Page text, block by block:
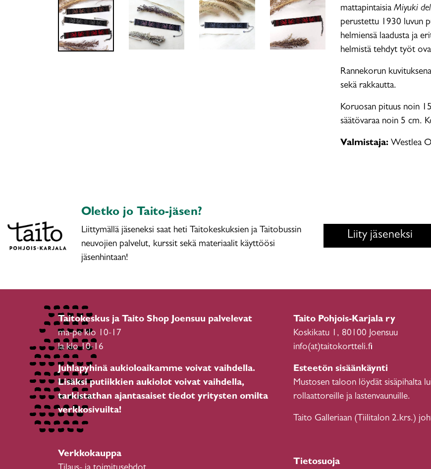
mattapintaisia Miyuki
perustettu 1930 luvun
helmiensä laadusta ja
helmistä tehdyt työt
Rannekorun
sekä rakkautta.
Koruosan pituus noin
säätövaraa noin 5 cm.
Valmistaja: Westlea
Oletko jo Taito-jäsen?
Liittymällä jäseneksi saat heti Taitokeskuksien ja Taitobussin
neuvojien palvelut, kurssit sekä materiaalit käyttöösi
jäsenhintaan!
Liity jäseneksi
Taitokeskus ja Taito Shop Joensuu palvelevat
ma-pe klo 10-17
la klo 10-16
Juhlapyhinä aukioloaikamme voivat vaihdella.
Lisäksi putiikkien aukiolot voivat vaihdella,
tarkistathan ajantasaiset tiedot yritysten omilta
verkkosivuilta!
Verkkokauppa
Taito Pohjois-Karjala ry
Koskikatu 1, 80100 Joensuu
info(at)taitokortteli.fi
Esteetön sisäänkäynti
Mustosen taloon löydät sisäpihalta
rollaattoreille ja lastenvaunuille.
Taito Galleriaan (Tiilitalon 2.krs.)
Tietosuoja